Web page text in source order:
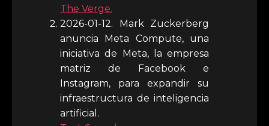
The Verge.
2026-01-12. Mark Zuckerberg
anuncia Meta Compute, una
iniciativa de Meta, la empresa
matriz de Facebook e
Instagram, para expandir su
infraestructura de inteligencia
artificial.